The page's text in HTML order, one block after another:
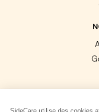
SideCare utilise des cookies